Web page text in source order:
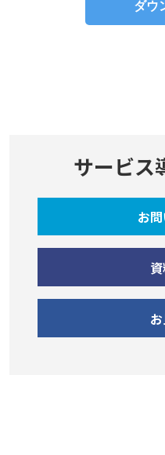
サービス
お